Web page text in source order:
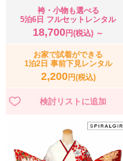
袴・小物も選べる
5泊6日 フルセットレンタル
18,700 円(税込) ～
お家で試着ができる
1泊2日 事前下見レンタル
2,200円(税込)